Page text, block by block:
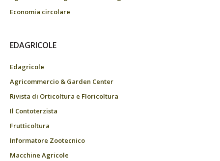
Economia circolare
EDAGRICOLE
Edagricole
Agricommercio & Garden Center
Rivista di Orticoltura e Floricoltura
Il Contoterzista
Frutticoltura
Informatore Zootecnico
Macchine Agricole